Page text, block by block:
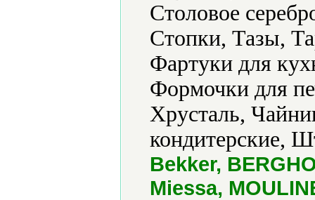
Столовое
Стопки, Тазы,
Фартуки для
Формочки для
Хрусталь,
кондитерские,
Bekker,
Miessa,